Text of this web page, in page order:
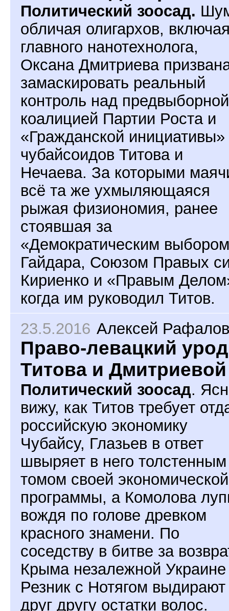
Политический зоосад.
обличая олигархов,
главного нанотехнолога,
Оксана Дмитриева
замаскировать реальный
контроль над предвыборной
коалицией Партии Роста и
«Гражданской инициативы»
чубайсоидов Титова и
Нечаева. За которыми
всё та же ухмыляющаяся
рыжая физиономия, ранее
стоявшая за
«Демократическим
Гайдара, Союзом Правых
Кириенко и «Правым
когда им руководил Титов.
23.5.2016 Алексей
Право-левацкий урод
Титова и Дмитриевой
Политический зоосад.
вижу, как Титов требует
российскую экономику
Чубайсу, Глазьев в ответ
швыряет в него толстенным
томом своей экономической
программы, а Комолова
вождя по голове древком
красного знамени. По
соседству в битве за
Крыма незалежной Украине
Резник с Нотягом выдирают
друг другу остатки волос.